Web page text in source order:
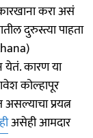
करा असं
दुरुस्त्या पाहता
कारण या
कोल्हापूर
प्रयत्न
असेही आमदार